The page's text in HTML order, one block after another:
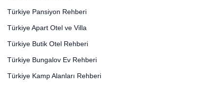
Türkiye Pansiyon Rehberi
Türkiye Apart Otel ve Villa
Türkiye Butik Otel Rehberi
Türkiye Bungalov Ev Rehberi
Türkiye Kamp Alanları Rehberi